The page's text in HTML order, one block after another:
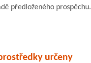
předloženého prospěchu.
určeny